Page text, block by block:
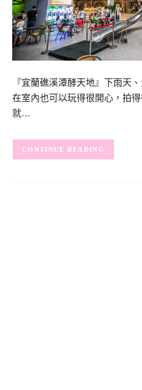
『宜蘭礁溪潭酵天地』下雨天
在室內也可以玩得很開心，拍
就…
CONTINUE READING